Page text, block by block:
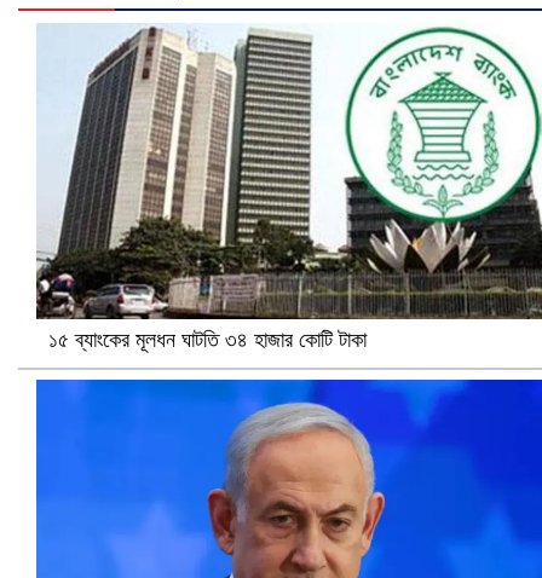
নানা সংকটে রিক্রুটিং এজেন্সি, হুমকির মুখে শ্রম রপ্তানি
খুলনায় বিএনপি অফিসে গুলি-বোমা হামলা, নিহত ১
১৫ ব্যাংকের মূলধন ঘাটতি ৩৪ হাজার কোটি টাকা